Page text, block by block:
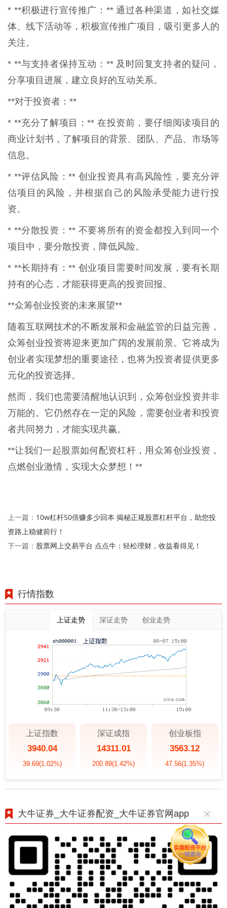
* **积极进行宣传推广：** 通过各种渠道，如社交媒
体、线下活动等，积极宣传推广项目，吸引更多人的
关注。
* **与支持者保持互动：** 及时回复支持者的疑问，
分享项目进展，建立良好的互动关系。
**对于投资者：**
* **充分了解项目：** 在投资前，要仔细阅读项目的
商业计划书，了解项目的背景、团队、产品、市场等
信息。
* **评估风险：** 创业投资具有高风险性，要充分评
估项目的风险，并根据自己的风险承受能力进行投
资。
* **分散投资：** 不要将所有的资金都投入到同一个
项目中，要分散投资，降低风险。
* **长期持有：** 创业项目需要时间发展，要有长期
持有的心态，才能获得更高的投资回报。
**众筹创业投资的未来展望**
随着互联网技术的不断发展和金融监管的日益完善，
众筹创业投资将迎来更加广阔的发展前景。它将成为
创业者实现梦想的重要途径，也将为投资者提供更多
元化的投资选择。
然而，我们也需要清醒地认识到，众筹创业投资并非
万能的。它仍然存在一定的风险，需要创业者和投资
者共同努力，才能实现共赢。
**让我们一起股票如何配资杠杆，用众筹创业投资，
点燃创业激情，实现大众梦想！**
上一篇： 10w杠杆50倍赚多少回本 揭秘正规股票杠杆平台，助您投
资路上稳健前行！
下一篇： 股票网上交易平台 点点牛：轻松理财，收益看得见！
行情指数
上证走势 深证走势 创业走势
上证指数
3940.04
39.69(1.02%)
深证成指
14311.01
200.89(1.42%)
创业板指
3563.12
47.56(1.35%)
大牛证券_大牛证券配资_大牛证券官网app